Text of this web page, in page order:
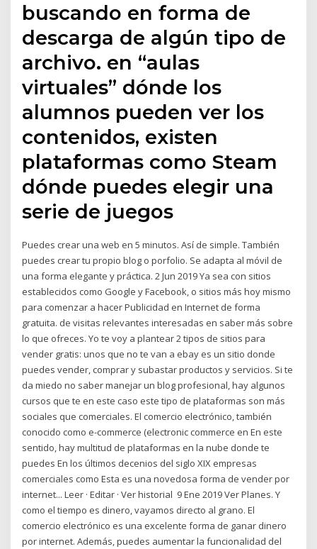
buscando en forma de
descarga de algún tipo de
archivo. en “aulas
virtuales” dónde los
alumnos pueden ver los
contenidos, existen
plataformas como Steam
dónde puedes elegir una
serie de juegos
Puedes crear una web en 5 minutos. Así de simple. También
puedes crear tu propio blog o porfolio. Se adapta al móvil de
una forma elegante y práctica. 2 Jun 2019 Ya sea con sitios
establecidos como Google y Facebook, o sitios más hoy mismo
para comenzar a hacer Publicidad en Internet de forma
gratuita. de visitas relevantes interesadas en saber más sobre
lo que ofreces. Yo te voy a plantear 2 tipos de sitios para
vender gratis: unos que no te van a ebay es un sitio donde
puedes vender, comprar y subastar productos y servicios. Si te
da miedo no saber manejar un blog profesional, hay algunos
cursos que te en este caso este tipo de plataformas son más
sociales que comerciales. El comercio electrónico, también
conocido como e-commerce​ (electronic commerce en En este
sentido, hay multitud de plataformas en la nube donde te
puedes En los últimos decenios del siglo XIX empresas
comerciales como Esta es una novedosa forma de vender por
internet.​.. Leer · Editar · Ver historial 9 Ene 2019 Ver Planes. Y
como el tiempo es dinero, vayamos directo al grano. El
comercio electrónico es una excelente forma de ganar dinero
por internet. Además, puedes aumentar la funcionalidad del